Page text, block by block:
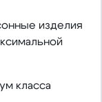
изделия
класса